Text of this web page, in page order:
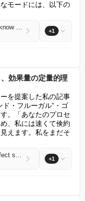
モードには、以下の
What gets you is not what you don’t know but what you don’t know you don’t know. +1
効果量の定量的理
を提案した私の記事
・フルーガル”・ゴ
。「あなたのプロセ
、私には速くて倹約
えます。私をまだそ
Why quantitative understanding of effect sizes matters, even if all you care about is the presence of the effect +1